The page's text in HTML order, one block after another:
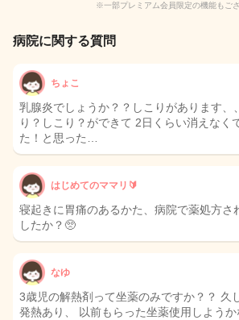
※一部プレミアム会員限定の機能もご
病院に関する質問
ちょこ
乳腺炎でしょうか？？しこりがあります、
り？しこり？ができて 2日くらい消えなく
た！と思った…
はじめてのママリ🔰
寝起きに胃痛のあるかた、病院で薬処方さ
したか？🥺
なゆ
3歳児の解熱剤って坐薬のみですか？？ 久
発熱あり、 以前もらった坐薬使用しよう